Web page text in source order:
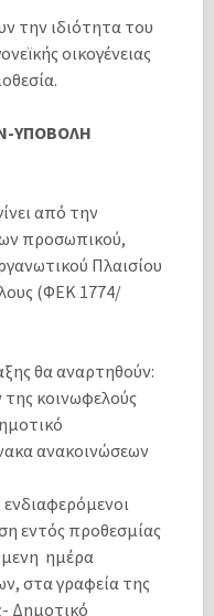
την ιδιότητα του
οικογένειας
ΥΠΟΒΟΛΗ
από την
προσωπικού,
Πλαισίου
(ΦΕΚ 1774/
θα αναρτηθούν:
κοινωφελούς
ανακοινώσεων
εντός προθεσμίας
ημέρα
στα γραφεία της
Δημοτικό